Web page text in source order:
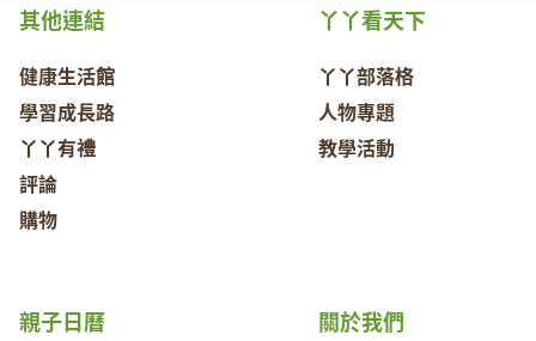
其他連結
健康生活館
學習成長路
丫丫有禮
評論
購物
丫丫看天下
丫丫部落格
人物專題
教學活動
關於我們
親子日曆